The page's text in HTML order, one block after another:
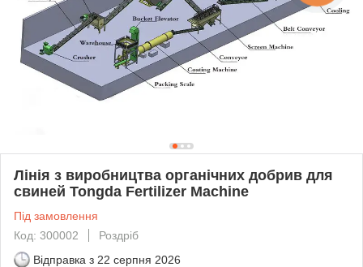
Лінія з виробництва органічних добрив для
свиней Tongda Fertilizer Machine
Під замовлення
Код: 300002
Роздріб
Відправка з 22 серпня 2026